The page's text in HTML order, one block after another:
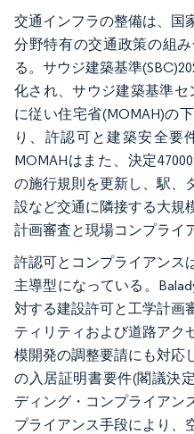
交通インフラの整備は、国
分野特有の交通政策の組
る。サウジ建築基準
化され、サウジ建築基準セ
に従い住宅省(MOMAH)の
り、許認可と建築安全要
MOMAHはまた、決定
の施行規則を更新し、駅、
設など交通に隣接する大規
計画審査と現場コンプライ
許認可とコンプライアンス
主導型になっている。
対する建設許可と工学計画
ティリティおよび道路アク
模開発の調整要請にも対応
の入居証明書要件(閣議決
ディング・コンプライアン
プライアンス手段により、